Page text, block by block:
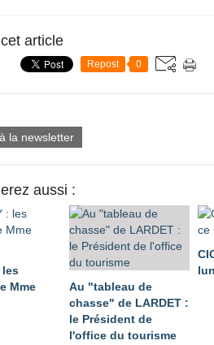
article
Repost 0
la newsletter
aussi :
les
Mme
Au "tableau de
chasse" de LARDET :
le Président de
l'office du tourisme